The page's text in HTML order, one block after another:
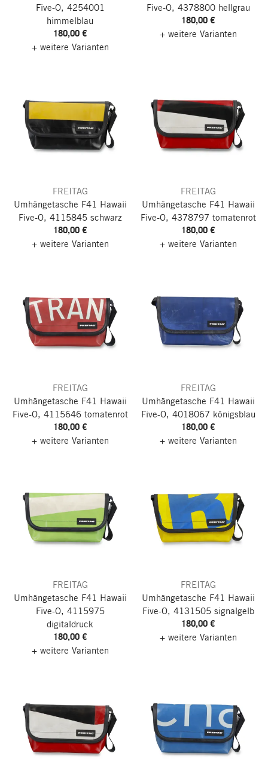
Five-O, 4254001
himmelblau
180,00 €
+ weitere Varianten
Five-O, 4378800 hellgrau
180,00 €
+ weitere Varianten
FREITAG
Umhängetasche F41 Hawaii
Five-O, 4115845 schwarz
180,00 €
+ weitere Varianten
FREITAG
Umhängetasche F41 Hawaii
Five-O, 4378797 tomatenrot
180,00 €
+ weitere Varianten
FREITAG
Umhängetasche F41 Hawaii
Five-O, 4115646 tomatenrot
180,00 €
+ weitere Varianten
FREITAG
Umhängetasche F41 Hawaii
Five-O, 4018067 königsblau
180,00 €
+ weitere Varianten
FREITAG
Umhängetasche F41 Hawaii
Five-O, 4115975
digitaldruck
180,00 €
+ weitere Varianten
FREITAG
Umhängetasche F41 Hawaii
Five-O, 4131505 signalgelb
180,00 €
+ weitere Varianten